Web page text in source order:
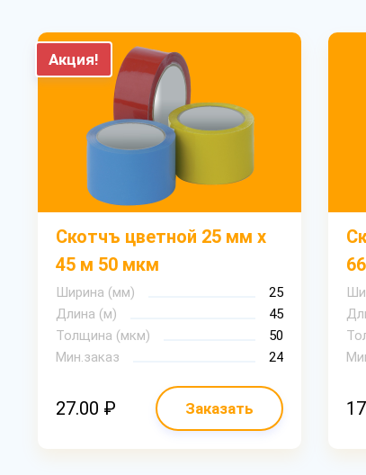
Акция!
Скотчъ цветной 25 мм х
45 м 50 мкм
Ширина (мм)
25
Длина (м)
45
Толщина (мкм)
50
Мин.заказ
24
27.00 ₽ Заказать